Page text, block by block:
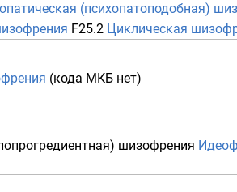
(психопатоподобная)
F25.2 Циклическая
(кода МКБ нет)
шизофрения